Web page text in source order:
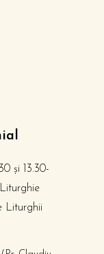
și 13.30-
Liturghii